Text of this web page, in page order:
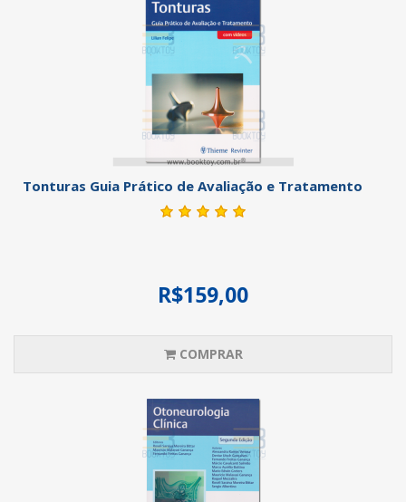
Tonturas Guia Prático de Avaliação e Tratamento
R$159,00
COMPRAR